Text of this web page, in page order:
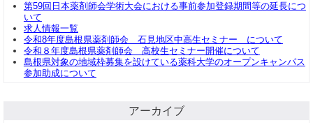
第59回日本薬剤師会学術大会における事前参加登録期間等の延長につ
いて
求人情報一覧
令和8年度島根県薬剤師会 石見地区中高生セミナー について
令和８年度島根県薬剤師会 高校生セミナー開催について
島根県対象の地域枠募集を設けている薬科大学のオープンキャンパス
参加助成について
アーカイブ